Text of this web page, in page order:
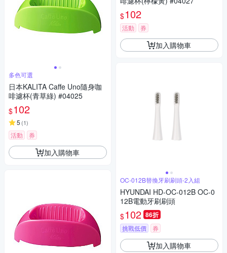
多色可選
日本KALITA Caffe Uno隨身咖
啡濾杯(青草綠) #04025
$102
5 (1)
活動 券
加入購物車
$102
活動 券
加入購物車
OC-012B替換牙刷刷頭-2入組
HYUNDAI HD-OC-012B OC-0
12B電動牙刷刷頭
$102 86折
挑戰低價 券
加入購物車